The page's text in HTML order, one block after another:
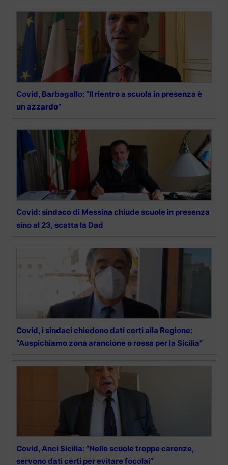
Covid, Barbagallo: “Il rientro a scuola in presenza è
un azzardo”
Covid: sindaco di Messina chiude scuole in presenza
sino al 23, scatta la Dad
Covid, i sindaci chiedono dati certi alla Regione:
“Auspichiamo zona arancione o rossa per la Sicilia”
Covid, Anci Sicilia: “Nelle scuole troppe carenze,
servono dati certi per evitare focolai”